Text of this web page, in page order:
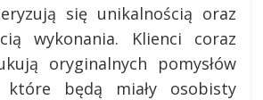
się unikalnością oraz
wykonania. Klienci coraz
oryginalnych pomysłów
które będą miały osobisty